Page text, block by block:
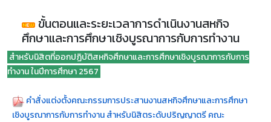
ขั้นตอนและระยะเวลาการดำเนินงานสหกิจ
ศึกษาและการศึกษาเชิงบูรณาการกับการทำงาน
สำหรับนิสิตที่ออกปฏิบัติสหกิจศึกษาและการศึกษาเชิงบูรณาการกับการ
ทำงาน ในปีการศึกษา 2567
คำสั่งแต่งตั้งคณะกรรมการประสานงานสหกิจศึกษาและการศึกษา
เชิงบูรณาการกับการทำงาน สำหรับนิสิตระดับปริญญาตรี คณะ